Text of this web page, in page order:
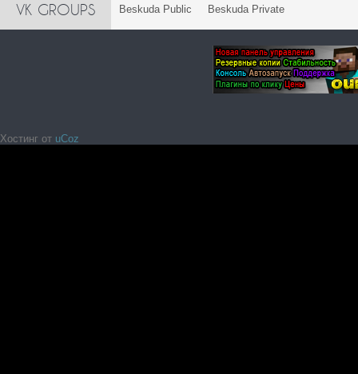
VK GROUPS Beskuda Public Beskuda Private
Хостинг от uCoz